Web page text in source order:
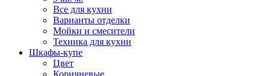
Все для кухни
Варианты отделки
Мойки и смесители
Техника для кухни
Шкафы-купе
Цвет
Коричневые